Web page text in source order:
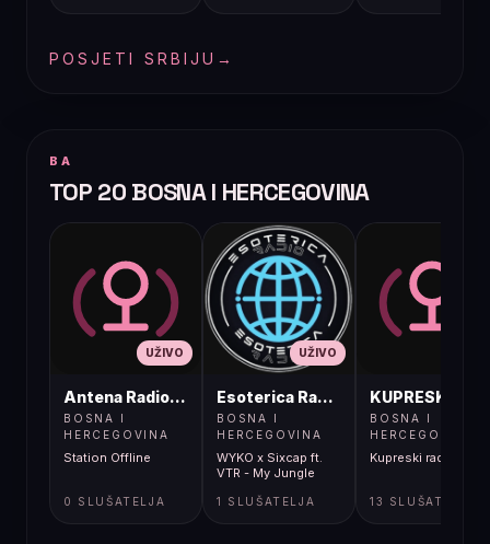
POSJETI SRBIJU →
BA
TOP 20 BOSNA I HERCEGOVINA
UŽIVO
Antena Radio, Jelah Tešanj
BOSNA I
HERCEGOVINA
Station Offline
0 SLUŠATELJA
UŽIVO
Esoterica Radio S1
BOSNA I
HERCEGOVINA
WYKO x Sixcap ft.
VTR - My Jungle
1 SLUŠATELJA
BOSNA I
HERCEGOVINA
Kupreski radio
13 SLUŠATELJA